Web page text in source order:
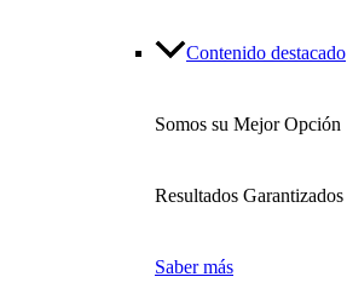
Contenido destacado
Somos su Mejor Opción
Resultados Garantizados
Saber más